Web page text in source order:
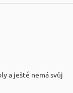
a ještě nemá svůj